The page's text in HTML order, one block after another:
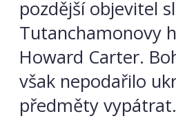
pozdější objevitel
Tutanchamonovy
Howard Carter.
však nepodařilo
předměty vypátrat.